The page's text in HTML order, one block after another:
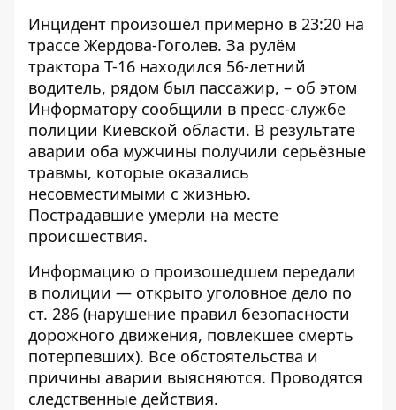
Инцидент произошёл примерно в 23:20 на
трассе Жердова-Гоголев. За рулём
трактора Т-16 находился 56-летний
водитель, рядом был пассажир, – об этом
Информатору сообщили в пресс-службе
полиции Киевской области. В результате
аварии оба мужчины получили серьёзные
травмы, которые оказались
несовместимыми с жизнью.
Пострадавшие умерли на месте
происшествия.
Информацию о произошедшем передали
в полиции — открыто уголовное дело по
ст. 286 (нарушение правил безопасности
дорожного движения, повлекшее смерть
потерпевших). Все обстоятельства и
причины аварии выясняются. Проводятся
следственные действия.